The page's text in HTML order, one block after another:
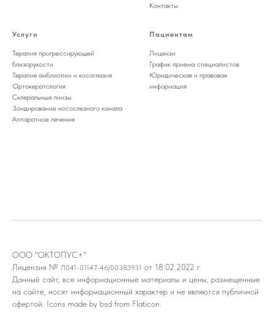
Контакты
Услуги
Терапия прогрессирующей
близорукости
Терапия амблиопии и косоглазия
Ортокератология
Склеральные линзы
Зондирование носослезного канала
Аппаратное лечение
Пациентам
Лицензи
График приема специалистов
Юридическая и правовая
информация
ООО "ОКТОПУС+"
Лицензия № Л041-01147-46/00383931 от 18.02.2022 г.
Данный сайт, все информационные материалы и цены, размещенные
на сайте, носят информационный характер и не являются публичной
офертой. Icons made by bsd from Flaticon.